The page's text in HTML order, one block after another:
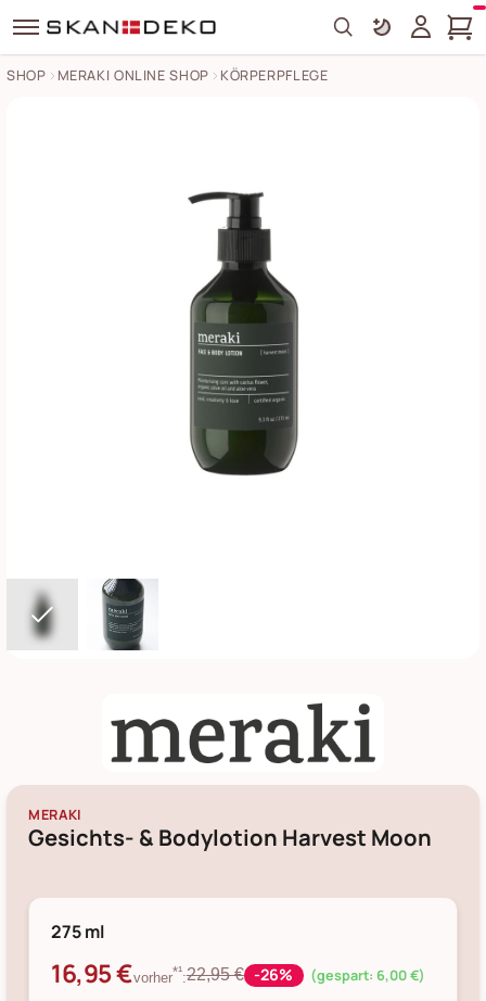
Search
SHOP MERAKI ONLINE SHOP
KÖRPERPFLEGE
MERAKI
Gesichts- & Bodylotion Harvest Moon
275 ml
16,95 €vorher*¹:22,95 € -26% (gespart: 6,00 €)